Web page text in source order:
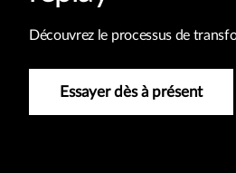
Découvrez le processus de
Essayer dès à présent